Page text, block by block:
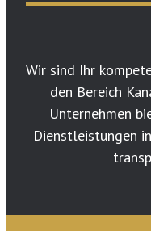
Wir sind Ihr
den Bereich
Unternehmen
Dienstleistungen